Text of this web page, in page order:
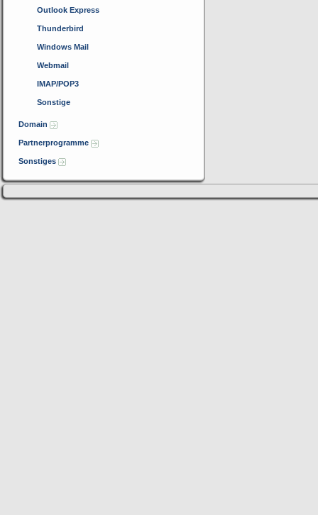
Outlook Express
Thunderbird
Windows Mail
Webmail
IMAP/POP3
Sonstige
Domain
Partnerprogramme
Sonstiges